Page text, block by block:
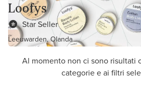
Loofys
Star Seller
Leeuwarden, Olanda
Al momento non ci sono risultati
categorie e ai filtri